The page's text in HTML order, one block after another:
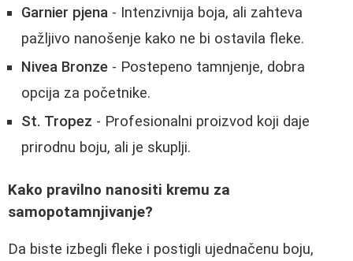
Garnier pjena - Intenzivnija boja, ali zahteva
pažljivo nanošenje kako ne bi ostavila fleke.
Nivea Bronze - Postepeno tamnjenje, dobra
opcija za početnike.
St. Tropez - Profesionalni proizvod koji daje
prirodnu boju, ali je skuplji.
Kako pravilno nanositi kremu za
samopotamnjivanje?
Da biste izbegli fleke i postigli ujednačenu boju,